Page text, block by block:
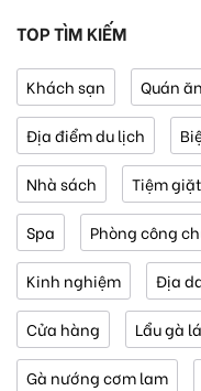
TOP TÌM KIẾM
Khách sạn Quán ăn
Địa điểm du lịch
Nhà sách Tiệm
Spa Phòng công
Kinh nghiệm Địa
Cửa hàng Lẩu gà
Gà nướng cơm lam